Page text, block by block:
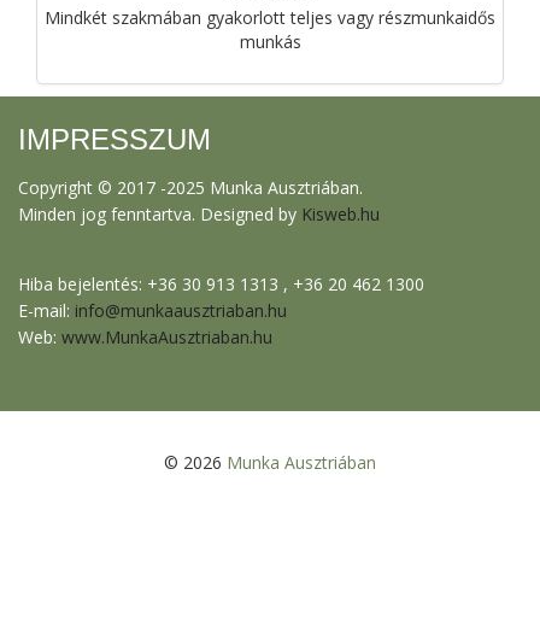
Mindkét szakmában gyakorlott teljes vagy részmunkaidős
munkás
IMPRESSZUM
Copyright © 2017 -2025 Munka Ausztriában.
Minden jog fenntartva. Designed by Kisweb.hu
Hiba bejelentés: +36 30 913 1313 , +36 20 462 1300
E-mail: info@munkaausztriaban.hu
Web: www.MunkaAusztriaban.hu
© 2026 Munka Ausztriában